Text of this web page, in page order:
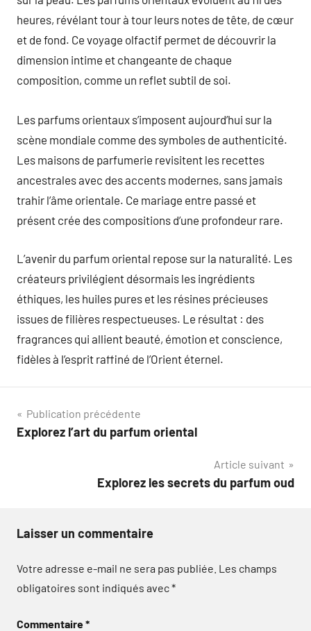
heures, révélant tour à tour leurs notes de tête, de cœur
et de fond. Ce voyage olfactif permet de découvrir la
dimension intime et changeante de chaque
composition, comme un reflet subtil de soi.
Les parfums orientaux s’imposent aujourd’hui sur la
scène mondiale comme des symboles de authenticité.
Les maisons de parfumerie revisitent les recettes
ancestrales avec des accents modernes, sans jamais
trahir l’âme orientale. Ce mariage entre passé et
présent crée des compositions d’une profondeur rare.
L’avenir du parfum oriental repose sur la naturalité. Les
créateurs privilégient désormais les ingrédients
éthiques, les huiles pures et les résines précieuses
issues de filières respectueuses. Le résultat : des
fragrances qui allient beauté, émotion et conscience,
fidèles à l’esprit raffiné de l’Orient éternel.
Navigation
de
Publication précédente
Explorez l’art du parfum oriental
Article suivant
Explorez les secrets du parfum oud
Laisser un commentaire
Votre adresse e-mail ne sera pas publiée. Les champs
obligatoires sont indiqués avec*
Commentaire*